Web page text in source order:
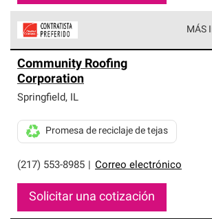
MÁS
parte de una red exclusiva de
que cumplen con altos estándares y
de profesionalismo y confiabilidad.
Community Roofing
Corporation
Springfield, IL
(217) 553-8985 Correo electrónico
Promesa de reciclaje de tejas
Solicitar una cotización